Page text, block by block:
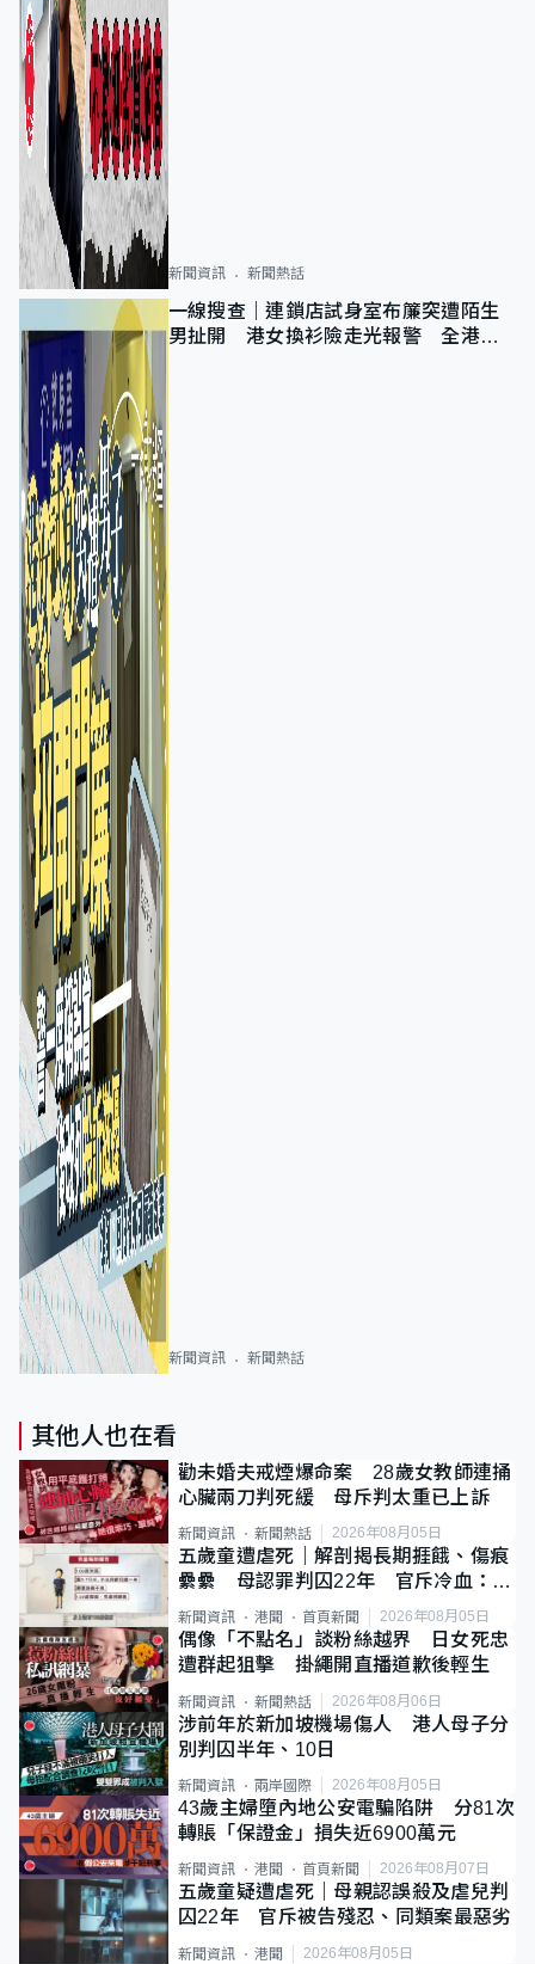
新聞資訊 新聞熱話
一線搜查｜連鎖店試身室布簾突遭陌生
男扯開 港女換衫險走光報警 全港分
新聞資訊 新聞熱話
其他人也在看
勸未婚夫戒煙爆命案 28歲女教師連捅
心臟兩刀判死緩 母斥判太重已上訴
新聞資訊 新聞熱話 2026年08月05日
五歲童遭虐死｜解剖揭長期捱餓、傷痕
纍纍 母認罪判囚22年 官斥冷血：同
類案最惡劣
新聞資訊 港聞 首頁新聞 2026年08月05日
偶像「不點名」談粉絲越界 日女死忠
遭群起狙擊 掛繩開直播道歉後輕生
新聞資訊 新聞熱話 2026年08月06日
涉前年於新加坡機場傷人 港人母子分
別判囚半年、10日
新聞資訊 兩岸國際 2026年08月05日
43歲主婦墮內地公安電騙陷阱 分81次
轉賬「保證金」損失近6900萬元
新聞資訊 港聞 首頁新聞 2026年08月07日
五歲童疑遭虐死｜母親認誤殺及虐兒判
囚22年 官斥被告殘忍、同類案最惡劣
新聞資訊 港聞 2026年08月05日